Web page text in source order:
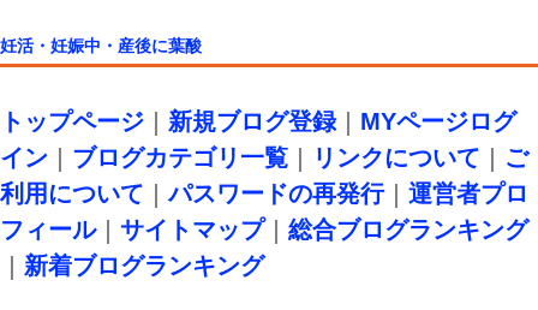
妊活・妊娠中・産後に葉酸
トップページ 新規ブログ登録｜ MYページログ
イン
ブログカテゴリ一覧 リンクについて
ご
利用について ｜パスワードの再発行｜ 運営者プロ
フィール｜ サイトマップ｜ 総合ブログランキング
新着ブログランキング